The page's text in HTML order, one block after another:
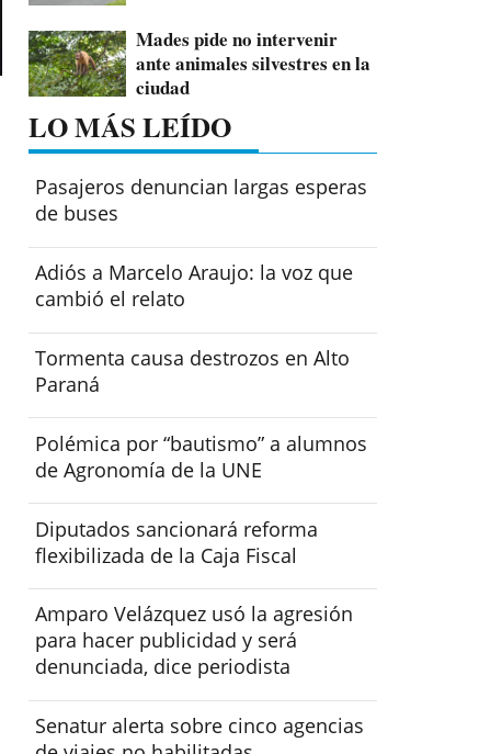
Mades pide no intervenir
ante animales silvestres en la
ciudad
LO MÁS LEÍDO
Pasajeros denuncian largas esperas
de buses
Adiós a Marcelo Araujo: la voz que
cambió el relato
Tormenta causa destrozos en Alto
Paraná
Polémica por “bautismo” a alumnos
de Agronomía de la UNE
Diputados sancionará reforma
flexibilizada de la Caja Fiscal
Amparo Velázquez usó la agresión
para hacer publicidad y será
denunciada, dice periodista
Senatur alerta sobre cinco agencias